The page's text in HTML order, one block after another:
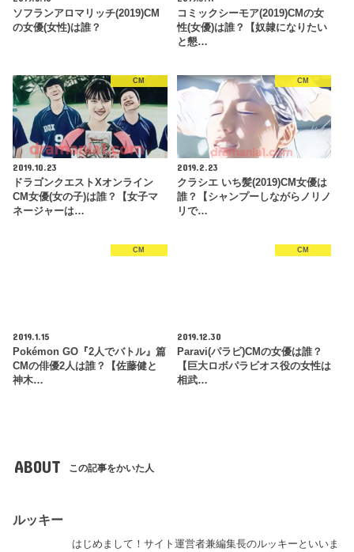
ソフランアロマリッチ(2019)CM
の女優(女性)は誰？
コミックシーモア(2019)CMの女
性(女優)は誰？【奴隷になりたい
と懇…
CM
2019.10.23
ドラゴンクエストXオンライン
CM女優(女の子)は誰？【女子マ
ネージャーは…
CM
2019.2.23
クラシエ いち髪(2019)CM女優は
誰？【シャンプーしながらノリノ
リで…
CM
2019.1.15
Pokémon GO『2人でバトル』篇
CMの俳優2人は誰？【佐藤健と
神木…
CM
2019.12.30
Paravi(パラビ)CMの女優は誰？
【巨大ロボパラビオス役の女性は
相武…
ABOUT この記事をかいた人
ルッキー
はじめまして！サイト運営者兼編集長のルッキーといいま